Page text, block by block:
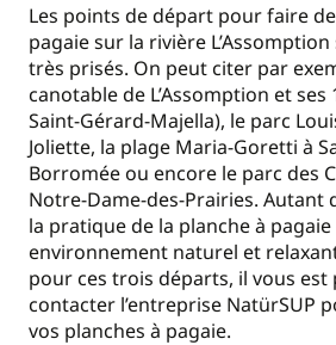
Les points de départ pour faire
pagaie sur la rivière
très prisés. On peut citer par
canotable de L’Assomption et
Saint-Gérard-Majella), le parc
Joliette, la plage Maria-Goretti à
Borromée ou encore le parc des
Notre-Dame-des-Prairies. Autant
la pratique de la planche à
environnement naturel et
pour ces trois départs, il vous est
contacter l’entreprise NatürSUP
vos planches à pagaie.